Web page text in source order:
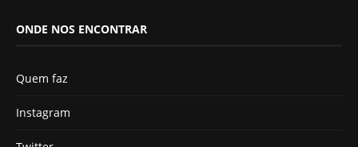
ONDE NOS ENCONTRAR
Quem faz
Instagram